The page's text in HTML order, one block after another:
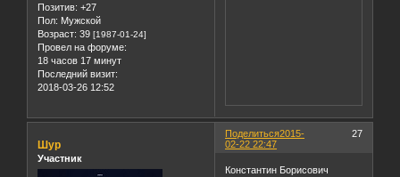
Позитив: +27
Пол: Мужской
Возраст: 39 [1987-01-24]
Провел на форуме:
18 часов 17 минут
Последний визит:
2018-03-26 12:52
Поделиться 27
2015-
02-22 22:47
Шур
Участник
Константин Борисович